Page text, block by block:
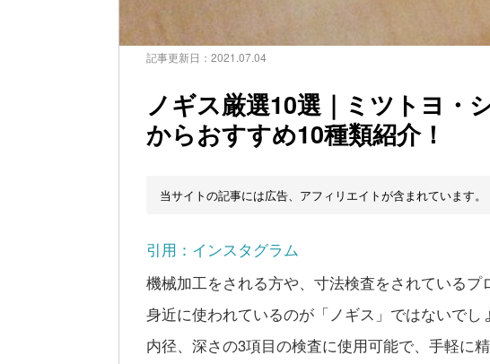
記事更新日： 2021.07.04
ノギス厳選10選｜ミツトヨ・
からおすすめ10種類紹介！
当サイトの記事には広告、アフィリエイトが含まれています。
引用：インスタグラム
機械加工をされる方や、寸法検査をされている
身近に使われているのが「ノギス」ではないでし
内径、深さの3項目の検査に使用可能で、手軽に